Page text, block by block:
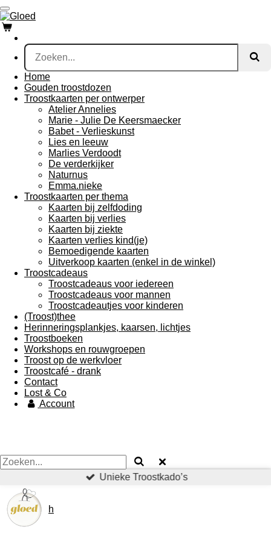
Ga
direct
naar
de
hoofdinhoud
Home
Gouden troostdozen
Troostkaarten per ontwerper
Atelier Annelies
Marie - Julie De Keersmaecker
Babet - Verlieskunst
Lies en leeuw
Marlies Verdoodt
De verderkijker
Naturnus
Emma.nieke
Troostkaarten per thema
Kaarten bij zelfdoding
Kaarten bij verlies
Kaarten bij ziekte
Kaarten verlies kind(je)
Bemoedigende kaarten
Uitverkoop kaarten (enkel in de winkel)
Troostcadeaus
Troostcadeaus voor iedereen
Troostcadeaus voor mannen
Troostcadeautjes voor kinderen
(Troost)thee
Herinneringsplankjes, kaarsen, lichtjes
Troostboeken
Workshops en rouwgroepen
Troost op de werkvloer
Troostcafé - drank
Contact
Lost & Co
Account
Unieke Troostkado’s
h